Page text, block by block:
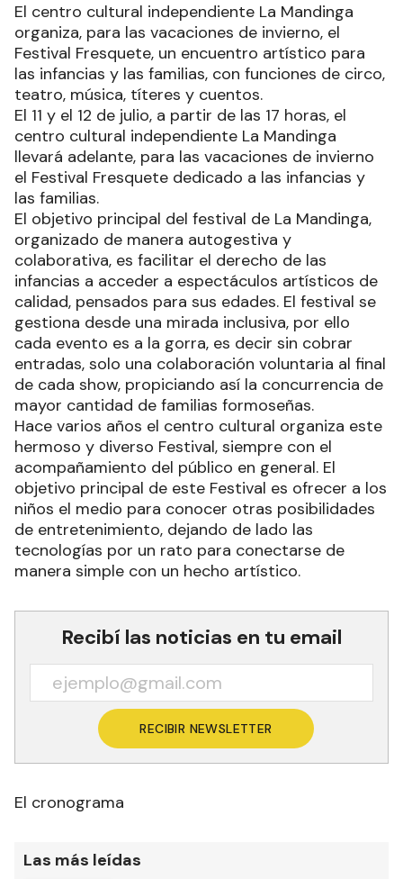
El centro cultural independiente La Mandinga
organiza, para las vacaciones de invierno, el
Festival Fresquete, un encuentro artístico para
las infancias y las familias, con funciones de circo,
teatro, música, títeres y cuentos.
El 11 y el 12 de julio, a partir de las 17 horas, el
centro cultural independiente La Mandinga
llevará adelante, para las vacaciones de invierno
el Festival Fresquete dedicado a las infancias y
las familias.
El objetivo principal del festival de La Mandinga,
organizado de manera autogestiva y
colaborativa, es facilitar el derecho de las
infancias a acceder a espectáculos artísticos de
calidad, pensados para sus edades. El festival se
gestiona desde una mirada inclusiva, por ello
cada evento es a la gorra, es decir sin cobrar
entradas, solo una colaboración voluntaria al final
de cada show, propiciando así la concurrencia de
mayor cantidad de familias formoseñas.
Hace varios años el centro cultural organiza este
hermoso y diverso Festival, siempre con el
acompañamiento del público en general. El
objetivo principal de este Festival es ofrecer a los
niños el medio para conocer otras posibilidades
de entretenimiento, dejando de lado las
tecnologías por un rato para conectarse de
manera simple con un hecho artístico.
Recibí las noticias en tu email
RECIBIR NEWSLETTER
El cronograma
Las más leídas